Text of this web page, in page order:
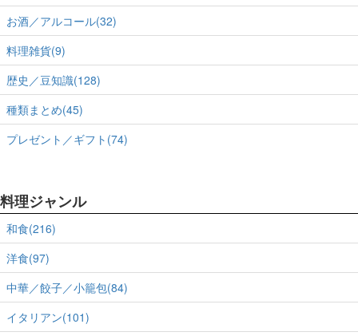
お酒／アルコール(32)
料理雑貨(9)
歴史／豆知識(128)
種類まとめ(45)
プレゼント／ギフト(74)
料理ジャンル
和食(216)
洋食(97)
中華／餃子／小籠包(84)
イタリアン(101)